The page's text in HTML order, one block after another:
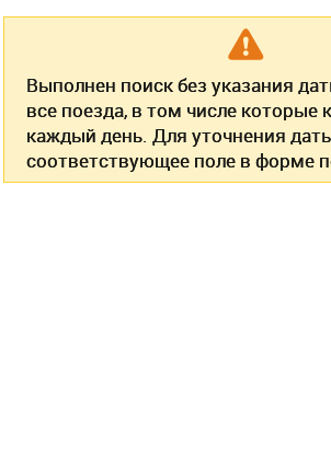
Выполнен поиск без указания
все поезда, в том числе которые
каждый день. Для уточнения
соответствующее поле в форме